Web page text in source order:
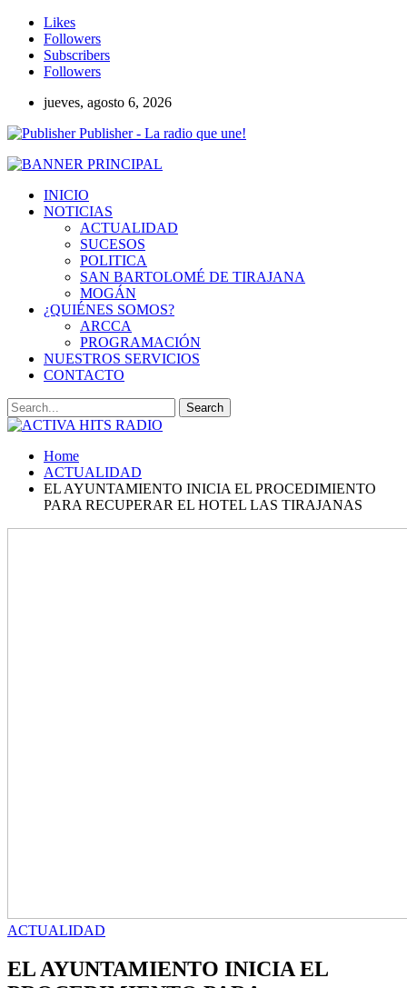
Likes
Followers
Subscribers
Followers
jueves, agosto 6, 2026
Publisher - La radio que une!
INICIO
NOTICIAS
ACTUALIDAD
SUCESOS
POLITICA
SAN BARTOLOMÉ DE TIRAJANA
MOGÁN
¿QUIÉNES SOMOS?
ARCCA
PROGRAMACIÓN
NUESTROS SERVICIOS
CONTACTO
Home
ACTUALIDAD
EL AYUNTAMIENTO INICIA EL PROCEDIMIENTO
PARA RECUPERAR EL HOTEL LAS TIRAJANAS
ACTUALIDAD
EL AYUNTAMIENTO INICIA EL